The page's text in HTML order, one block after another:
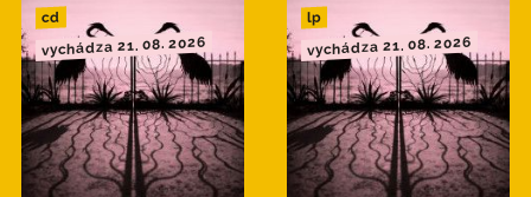
cd
vychádza 21. 08. 2026
lp
vychádza 21. 08. 2026